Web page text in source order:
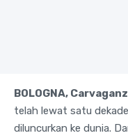
BOLOGNA,
telah lewat satu
diluncurkan ke dunia.